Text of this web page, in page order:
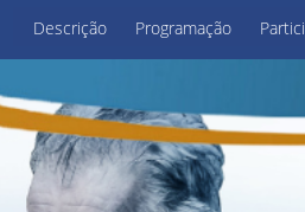
Descrição Programação